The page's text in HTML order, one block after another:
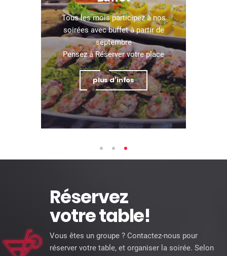
Sortie entre Amis ?
Contactez-nous, nous vous
réserverons votre table pour
une soirée inoubliable.
plus d’infos
Réservez
votre table!